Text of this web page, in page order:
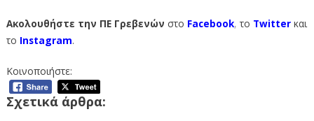
Ακολουθήστε την ΠΕ Γρεβενών στο Facebook, το Twitterκαι
το Instagram.
Κοινοποιήστε:
Σχετικά άρθρα: